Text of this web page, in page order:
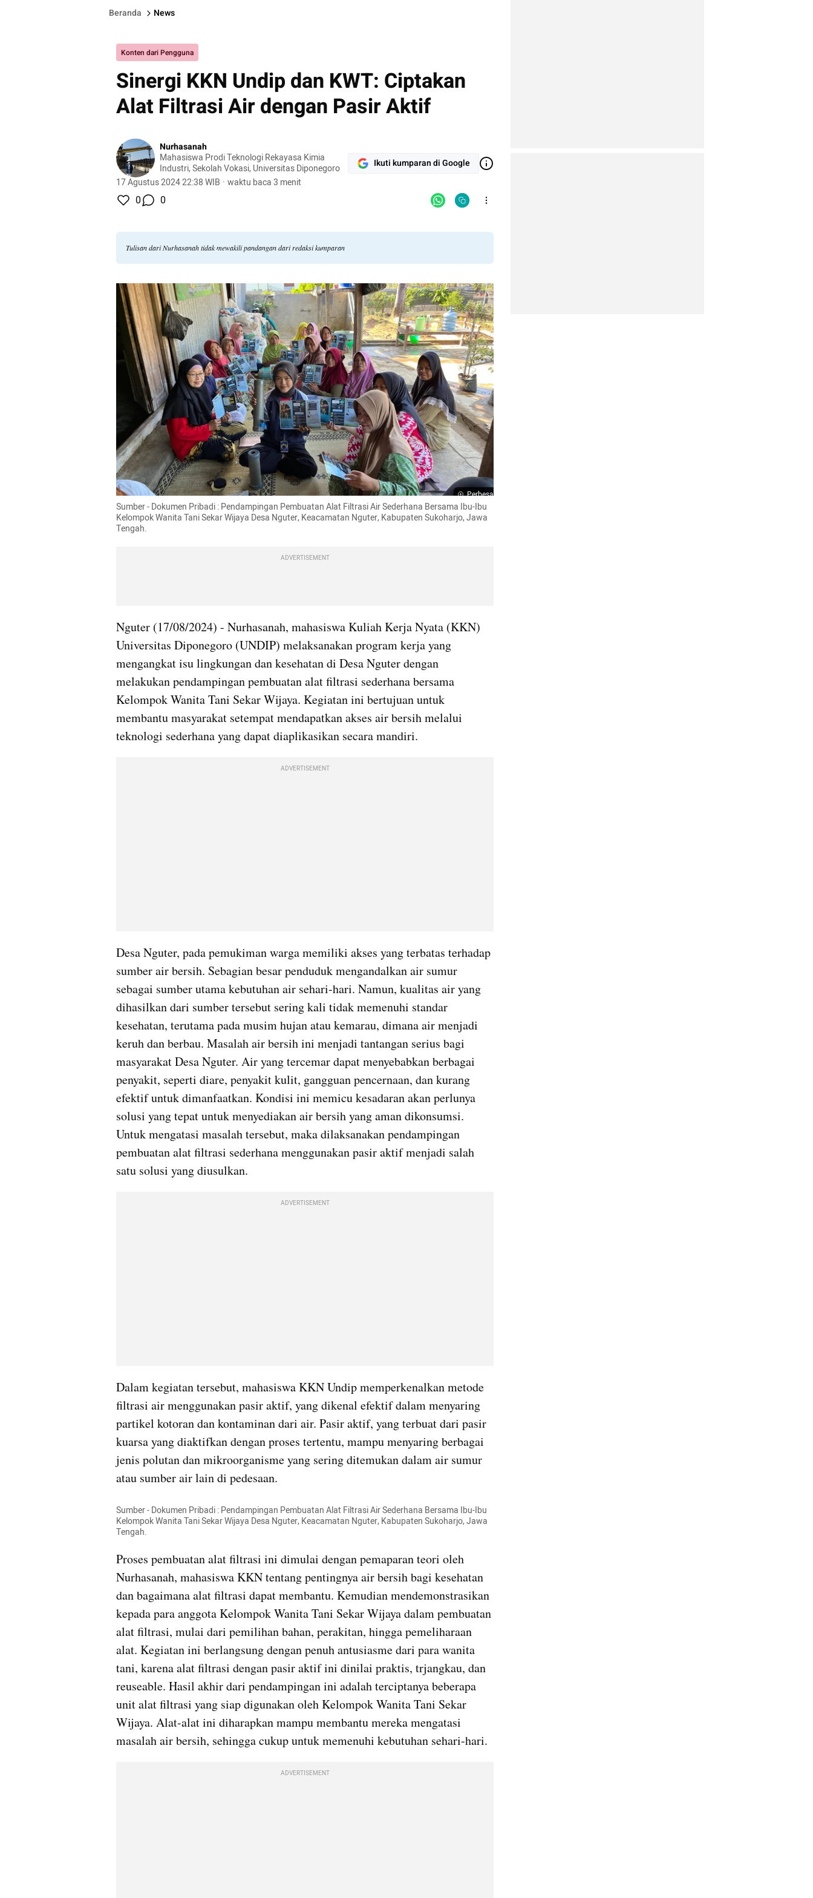
Beranda News
Konten dari Pengguna
Sinergi KKN Undip dan KWT: Ciptakan
Alat Filtrasi Air dengan Pasir Aktif
Nurhasanah
Mahasiswa Prodi Teknologi Rekayasa Kimia
Industri, Sekolah Vokasi, Universitas Diponegoro
17 Agustus 2024 22:38 WIB · waktu baca 3 menit
Ikuti kumparan di Google
0 0
Tulisan dari Nurhasanah tidak mewakili pandangan dari redaksi kumparan
Perbesar
Sumber - Dokumen Pribadi : Pendampingan Pembuatan Alat Filtrasi Air Sederhana Bersama Ibu-Ibu
Kelompok Wanita Tani Sekar Wijaya Desa Nguter, Keacamatan Nguter, Kabupaten Sukoharjo, Jawa
Tengah.
ADVERTISEMENT
Nguter (17/08/2024) - Nurhasanah, mahasiswa Kuliah Kerja Nyata (KKN)
Universitas Diponegoro (UNDIP) melaksanakan program kerja yang
mengangkat isu lingkungan dan kesehatan di Desa Nguter dengan
melakukan pendampingan pembuatan alat filtrasi sederhana bersama
Kelompok Wanita Tani Sekar Wijaya. Kegiatan ini bertujuan untuk
membantu masyarakat setempat mendapatkan akses air bersih melalui
teknologi sederhana yang dapat diaplikasikan secara mandiri.
ADVERTISEMENT
Desa Nguter, pada pemukiman warga memiliki akses yang terbatas terhadap
sumber air bersih. Sebagian besar penduduk mengandalkan air sumur
sebagai sumber utama kebutuhan air sehari-hari. Namun, kualitas air yang
dihasilkan dari sumber tersebut sering kali tidak memenuhi standar
kesehatan, terutama pada musim hujan atau kemarau, dimana air menjadi
keruh dan berbau. Masalah air bersih ini menjadi tantangan serius bagi
masyarakat Desa Nguter. Air yang tercemar dapat menyebabkan berbagai
penyakit, seperti diare, penyakit kulit, gangguan pencernaan, dan kurang
efektif untuk dimanfaatkan. Kondisi ini memicu kesadaran akan perlunya
solusi yang tepat untuk menyediakan air bersih yang aman dikonsumsi.
Untuk mengatasi masalah tersebut, maka dilaksanakan pendampingan
pembuatan alat filtrasi sederhana menggunakan pasir aktif menjadi salah
satu solusi yang diusulkan.
ADVERTISEMENT
Dalam kegiatan tersebut, mahasiswa KKN Undip memperkenalkan metode
filtrasi air menggunakan pasir aktif, yang dikenal efektif dalam menyaring
partikel kotoran dan kontaminan dari air. Pasir aktif, yang terbuat dari pasir
kuarsa yang diaktifkan dengan proses tertentu, mampu menyaring berbagai
jenis polutan dan mikroorganisme yang sering ditemukan dalam air sumur
atau sumber air lain di pedesaan.
Sumber - Dokumen Pribadi : Pendampingan Pembuatan Alat Filtrasi Air Sederhana Bersama Ibu-Ibu
Kelompok Wanita Tani Sekar Wijaya Desa Nguter, Keacamatan Nguter, Kabupaten Sukoharjo, Jawa
Tengah.
Proses pembuatan alat filtrasi ini dimulai dengan pemaparan teori oleh
Nurhasanah, mahasiswa KKN tentang pentingnya air bersih bagi kesehatan
dan bagaimana alat filtrasi dapat membantu. Kemudian mendemonstrasikan
kepada para anggota Kelompok Wanita Tani Sekar Wijaya dalam pembuatan
alat filtrasi, mulai dari pemilihan bahan, perakitan, hingga pemeliharaan
alat. Kegiatan ini berlangsung dengan penuh antusiasme dari para wanita
tani, karena alat filtrasi dengan pasir aktif ini dinilai praktis, trjangkau, dan
reuseable. Hasil akhir dari pendampingan ini adalah terciptanya beberapa
unit alat filtrasi yang siap digunakan oleh Kelompok Wanita Tani Sekar
Wijaya. Alat-alat ini diharapkan mampu membantu mereka mengatasi
masalah air bersih, sehingga cukup untuk memenuhi kebutuhan sehari-hari.
ADVERTISEMENT